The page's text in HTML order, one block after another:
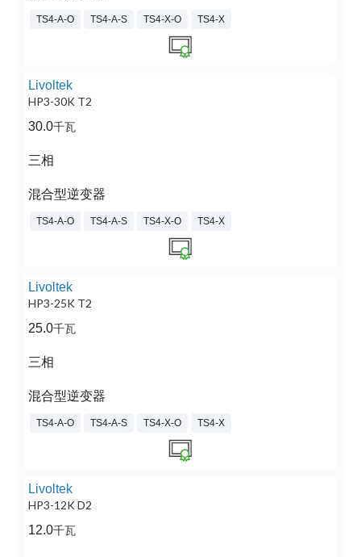
TS4-A-O TS4-A-S TS4-X-O TS4-X
Livoltek
HP3-30K T2
30.0千瓦
三相
混合型逆变器
TS4-A-O TS4-A-S TS4-X-O TS4-X
Livoltek
HP3-25K T2
25.0千瓦
三相
混合型逆变器
TS4-A-O TS4-A-S TS4-X-O TS4-X
Livoltek
HP3-12K D2
12.0千瓦